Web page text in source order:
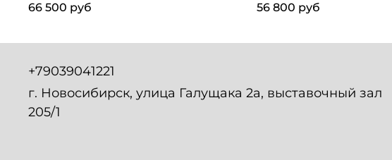
66 500 руб
56 800 руб
+79039041221
г. Новосибирск, улица Галущака 2а, выставочный зал
205/1